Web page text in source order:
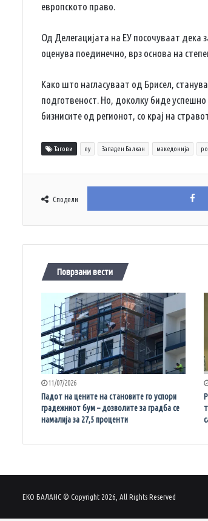
европското право.
Од Делегацијата на ЕУ посочуваат дека
оценува поединечно, врз основа на
Како што нагласуваат од Брисел,
подготвеност. Но, доколку биде
бизнисите од регионот, со крај на
Тагови еу Западен Балкан македонија
Сподели
Поврзани вести
11/07/2026
Падот на цените на становите го успори
градежниот бум – дозволите за градба се
намалија за 27,5 проценти
ЕКО БАЛАНС © Copyright 2026, All Rights Reserved